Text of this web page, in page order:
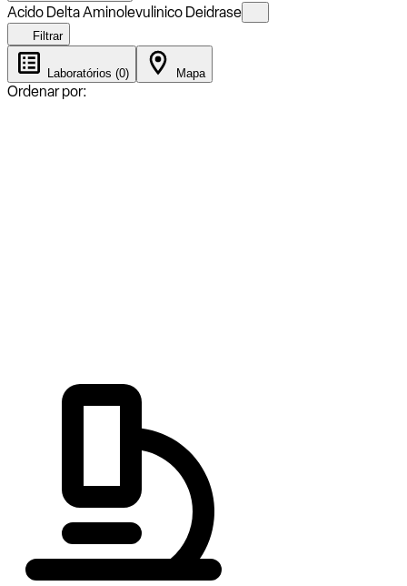
Acido Delta Aminolevulinico Deidrase
Filtrar
Laboratórios (0) Mapa
Ordenar por: